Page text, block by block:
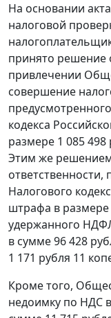
На основании
налоговой
принято решение
привлечении
совершение
предусмотренного
кодекса
размере 1 085
Этим же
Налогового
штрафа в размере
удержанного
в сумме 96 428
1 171 рубля 11
Кроме того,
недоимку по НДС